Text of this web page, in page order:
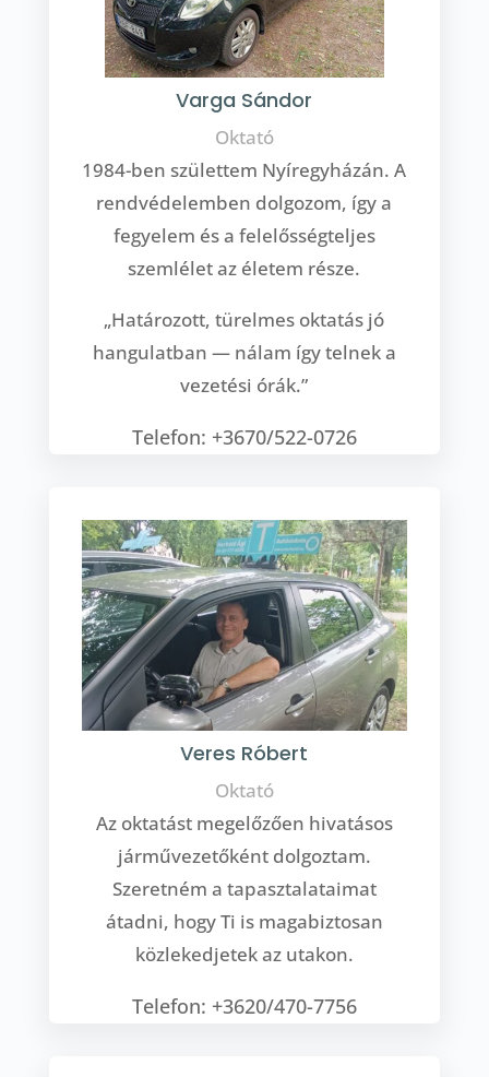
Varga Sándor
Oktató
1984-ben születtem Nyíregyházán. A
rendvédelemben dolgozom, így a
fegyelem és a felelősségteljes
szemlélet az életem része.
„Határozott, türelmes oktatás jó
hangulatban — nálam így telnek a
vezetési órák.”
Telefon: +3670/522-0726
Veres Róbert
Oktató
Az oktatást megelőzően hivatásos
járművezetőként dolgoztam.
Szeretném a tapasztalataimat
átadni, hogy Ti is magabiztosan
közlekedjetek az utakon.
Telefon: +3620/470-7756